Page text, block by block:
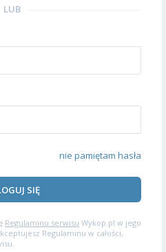
LUB
nie pamiętam hasła
SIĘ
Regulaminu serwisu Wykop.pl w jego
Regulaminu w całości,